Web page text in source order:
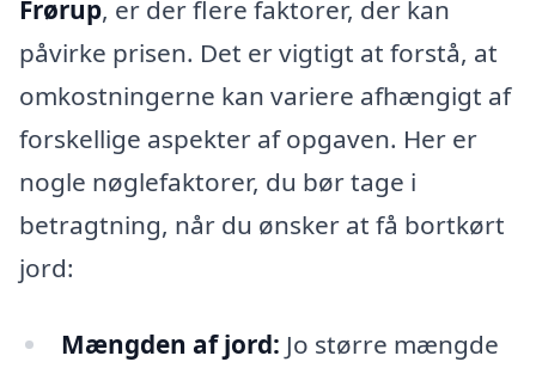
Frørup, er der flere faktorer, der kan
påvirke prisen. Det er vigtigt at forstå, at
omkostningerne kan variere afhængigt af
forskellige aspekter af opgaven. Her er
nogle nøglefaktorer, du bør tage i
betragtning, når du ønsker at få bortkørt
jord:
Mængden af jord: Jo større mængde